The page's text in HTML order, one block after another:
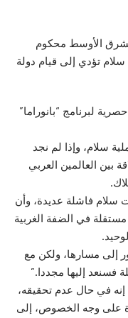
الأوسط محكوم
سلام تؤدي إلى قيام دولة
لبرنامج “بانوراما”
سلام، وإذا لم نجد
بين العالمين العربي
سلام فاشلة عديدة، وأن
مستقلة في الضفة الغربية
إلى مسارها، ولكن مع
فسنعد إليها مجددا.”
إنه في حال عدم تحقيقه،
على وجه الخصوص، إلى